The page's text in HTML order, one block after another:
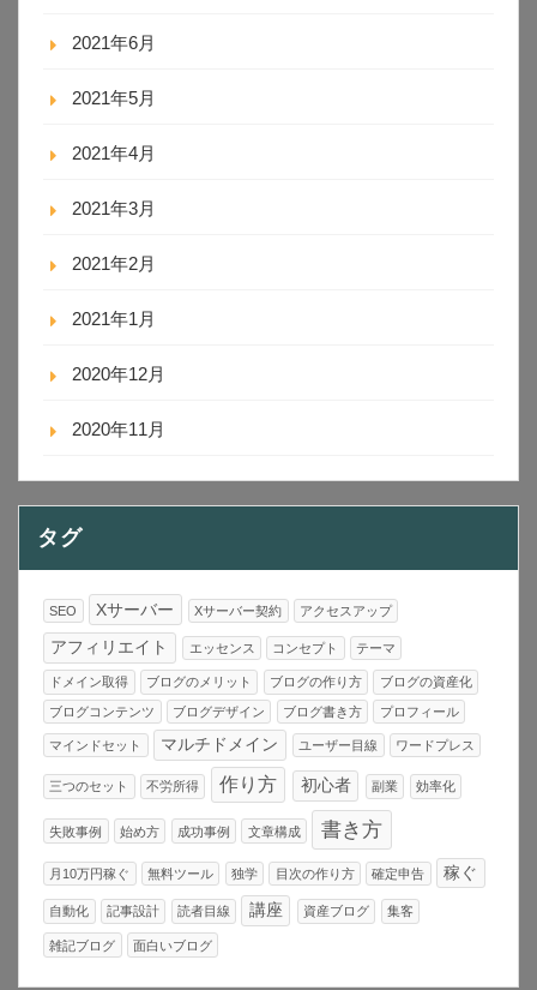
2021年6月
2021年5月
2021年4月
2021年3月
2021年2月
2021年1月
2020年12月
2020年11月
タグ
SEO Xサーバー Xサーバー契約 アクセスアップ
アフィリエイト エッセンス コンセプト テーマ
ドメイン取得 ブログのメリット ブログの作り方 ブログの資産化
ブログコンテンツ ブログデザイン ブログ書き方 プロフィール
マインドセット マルチドメイン ユーザー目線 ワードプレス
三つのセット 不労所得 作り方 初心者 副業 効率化
失敗事例 始め方 成功事例 文章構成 書き方
月10万円稼ぐ 無料ツール 独学 目次の作り方 確定申告 稼ぐ
自動化 記事設計 読者目線 講座 資産ブログ 集客
雑記ブログ 面白いブログ